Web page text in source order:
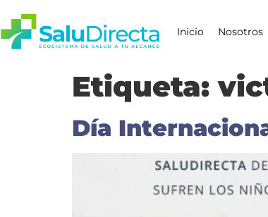
Inicio Nosotros
Etiqueta:
Día